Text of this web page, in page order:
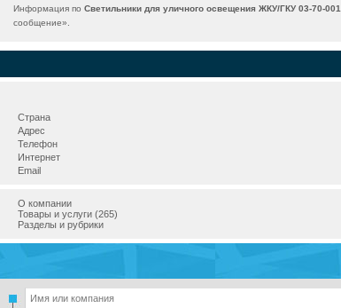
Информация по Светильники для уличного освещения ЖКУ/ГКУ 03-70-001
сообщение».
Страна
Адрес
Телефон
Интернет
Email
О компании
Товары и услуги (265)
Разделы и рубрики